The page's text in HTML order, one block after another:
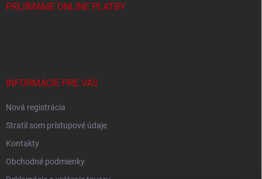
PRIJÍMAME ONLINE PLATBY
INFORMÁCIE PRE VÁS
Nová registrácia
Stratil som prístupové údaje
Kontakty
Obchodné podmienky